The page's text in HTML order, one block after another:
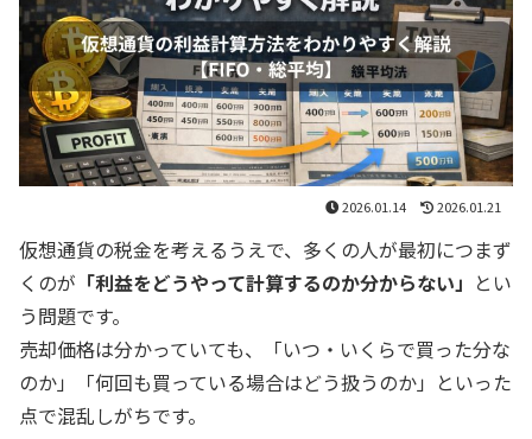
2026.01.14 2026.01.21
仮想通貨の税金を考えるうえで、多くの人が最初につまず
くのが 「利益をどうやって計算するのか分からない」 とい
う問題です。
売却価格は分かっていても、「いつ・いくらで買った分な
のか」「何回も買っている場合はどう扱うのか」といった
点で混乱しがちです。